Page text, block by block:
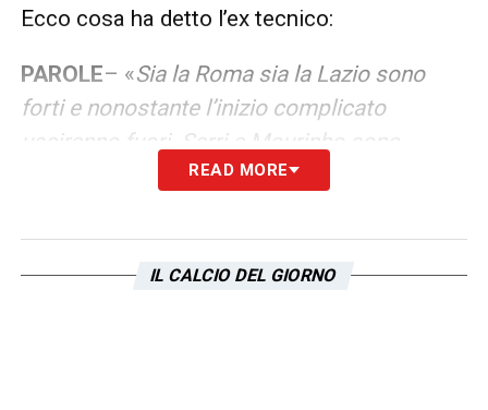
Ecco cosa ha detto l’ex tecnico:
PAROLE– «Sia la Roma sia la Lazio sono
forti e nonostante l’inizio complicato
usciranno fuori. Sarri e Mourinho sono
grandi allenatori, sapranno sfruttare al
LA PLAYLIST DELLE NOSTRE TOP NEWS
READ MORE
IL CALCIO DEL GIORNO